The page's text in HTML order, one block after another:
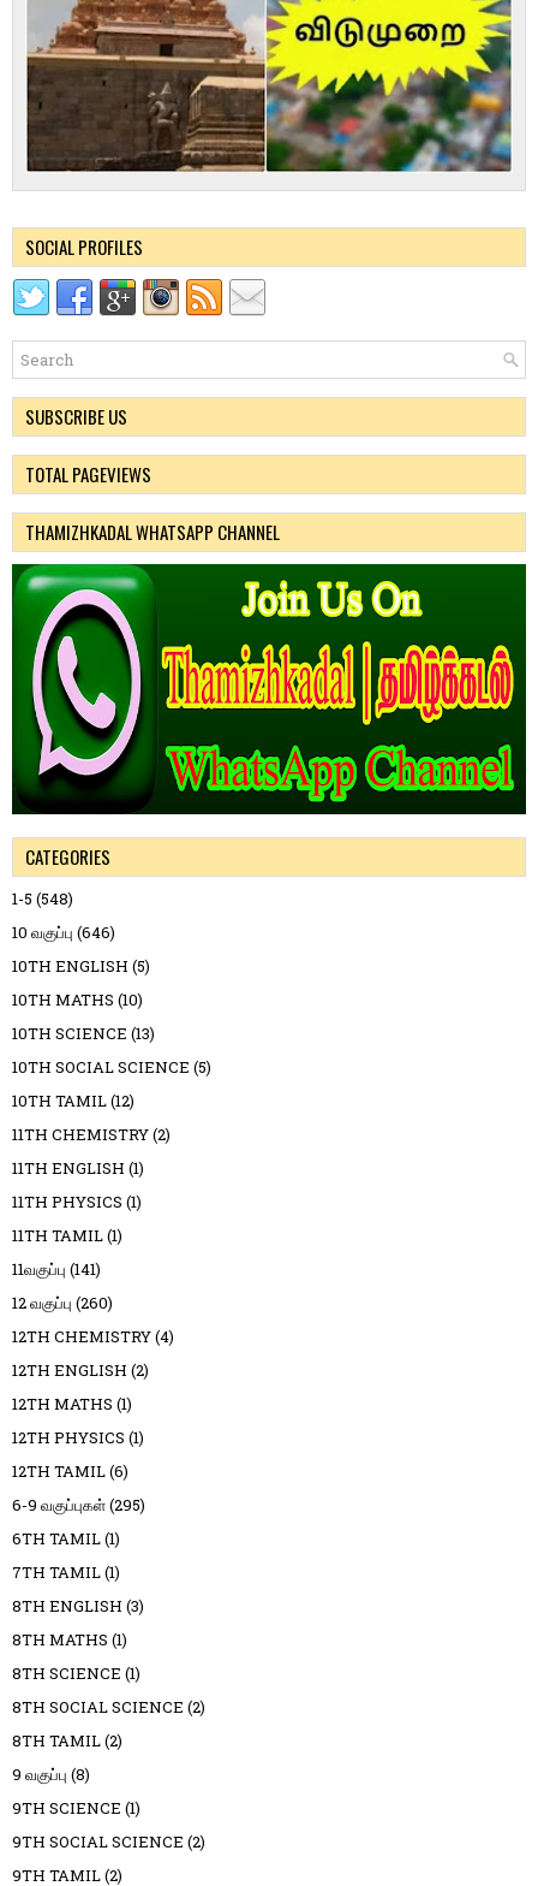
SOCIAL PROFILES
SUBSCRIBE US
TOTAL PAGEVIEWS
THAMIZHKADAL WHATSAPP CHANNEL
CATEGORIES
1-5 (548)
10 வகுப்பு (646)
10TH ENGLISH (5)
10TH MATHS (10)
10TH SCIENCE (13)
10TH SOCIAL SCIENCE (5)
10TH TAMIL(12)
11TH CHEMISTRY(2)
11TH ENGLISH (1)
11TH PHYSICS (1)
11TH TAMIL(1)
11வகுப்பு (141)
12 வகுப்பு (260)
12TH CHEMISTRY(4)
12TH ENGLISH (2)
12TH MATHS (1)
12TH PHYSICS (1)
12TH TAMIL(6)
6-9 வகுப்புகள்(295)
6TH TAMIL(1)
7TH TAMIL(1)
8TH ENGLISH (3)
8TH MATHS (1)
8TH SCIENCE (1)
8TH SOCIAL SCIENCE (2)
8TH TAMIL(2)
9 வகுப்பு (8)
9TH SCIENCE (1)
9TH SOCIAL SCIENCE (2)
9TH TAMIL(2)